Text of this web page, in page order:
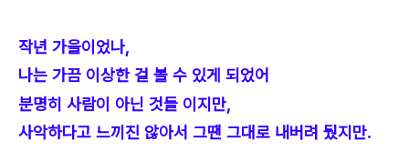
작년 가을이었나,
나는 가끔 이상한 걸 볼 수 있게 되었어
분명히 사람이 아닌 것들 이지만,
사악하다고 느끼진 않아서 그땐 그대로 내버려 뒀지만.